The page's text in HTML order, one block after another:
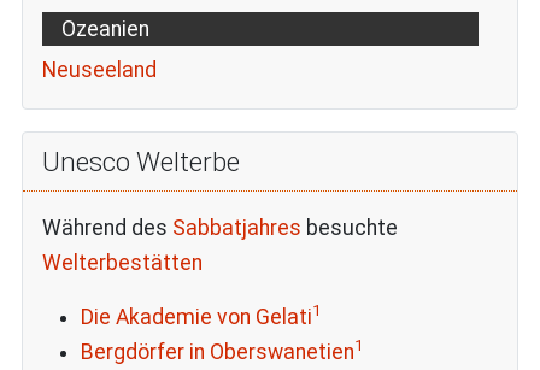
Ozeanien
Neuseeland
Unesco Welterbe
Während des Sabbatjahres besuchte
Welterbestätten
Die Akademie von Gelati1
Bergdörfer in Oberswanetien1